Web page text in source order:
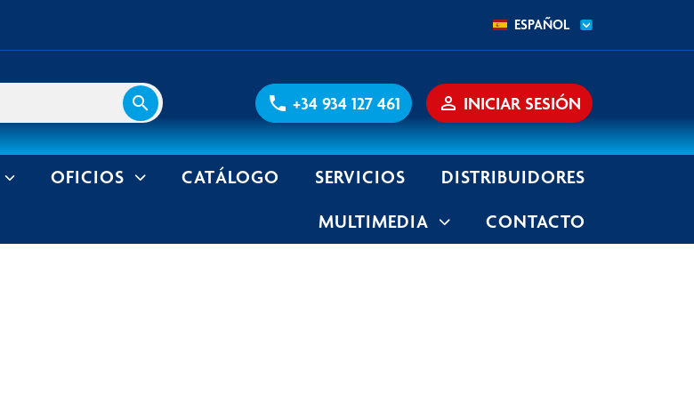
ESPAÑOL
search phone +34 934 127 461 person_outline INICIAR SESIÓN
OFICIOS CATÁLOGO SERVICIOS
DISTRIBUIDORES
MULTIMEDIA
CONTACTO